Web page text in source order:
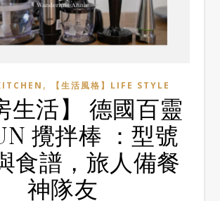
, 【生活風格】LIFE STYLE
生活】 德國百靈
攪拌棒 ：型號
食譜，旅人備餐
神隊友